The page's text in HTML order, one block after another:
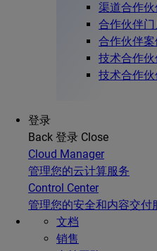
渠道合作
合作伙伴门
合作伙伴案
技术合作
技术合作
登录
Back 登录 Close
Cloud Manager
管理您的云计算服务
Control Center
管理您的安全和内容交付
文档
销售